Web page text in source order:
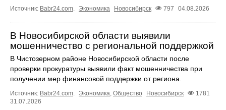
Источник: Babr24.com. Экономика Новосибирск 797 04.08.2026
В Новосибирской области выявили
мошенничество с региональной поддержкой
В Чистозерном районе Новосибирской области после
проверки прокуратуры выявили факт мошенничества при
получении мер финансовой поддержки от региона.
Источник: Babr24.com. Экономика, Общество Новосибирск
1781
31.07.2026